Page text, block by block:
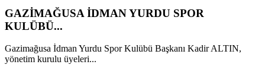
GAZİMAĞUSA İDMAN YURDU SPOR
KULÜBÜ...
Gazimağusa İdman Yurdu Spor Kulübü Başkanı Kadir ALTIN,
yönetim kurulu üyeleri...